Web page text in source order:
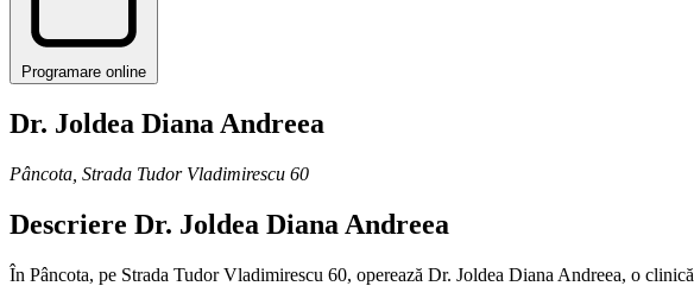
Programare online
Dr. Joldea Diana Andreea
Pâncota Strada Tudor Vladimirescu 60
Descriere Dr. Joldea Diana Andreea
În Pâncota, pe Strada Tudor Vladimirescu 60, operează Dr. Joldea Diana Andreea, o